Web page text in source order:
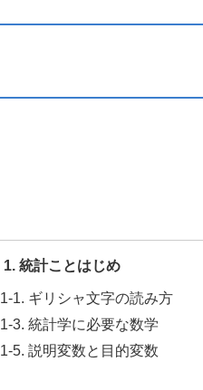
1. 統計ことはじめ
1-1. ギリシャ文字の読み方
1-3. 統計学に必要な数学
1-5. 説明変数と目的変数